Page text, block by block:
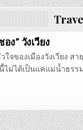
ง” วังเวียง
จของเมืองวังเวียง ส
ไม่ได้เป็นแค่แม่น้ำธ